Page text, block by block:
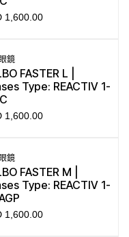
1,600.00
鏡
FASTER L |
Type: REACTIV 1-
1,600.00
鏡
FASTER M |
Type: REACTIV 1-
1,600.00